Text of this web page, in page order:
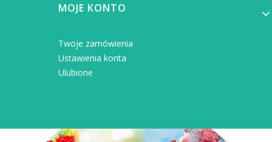
MOJE KONTO
Twoje zamówienia
Ustawienia konta
Ulubione